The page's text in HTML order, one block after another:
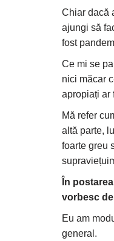
Chiar dacă
ajungi să
fost
Ce mi se
nici măcar
apropiați ar
Mă refer
altă parte,
foarte greu
În
vorbesc
Eu am
general.